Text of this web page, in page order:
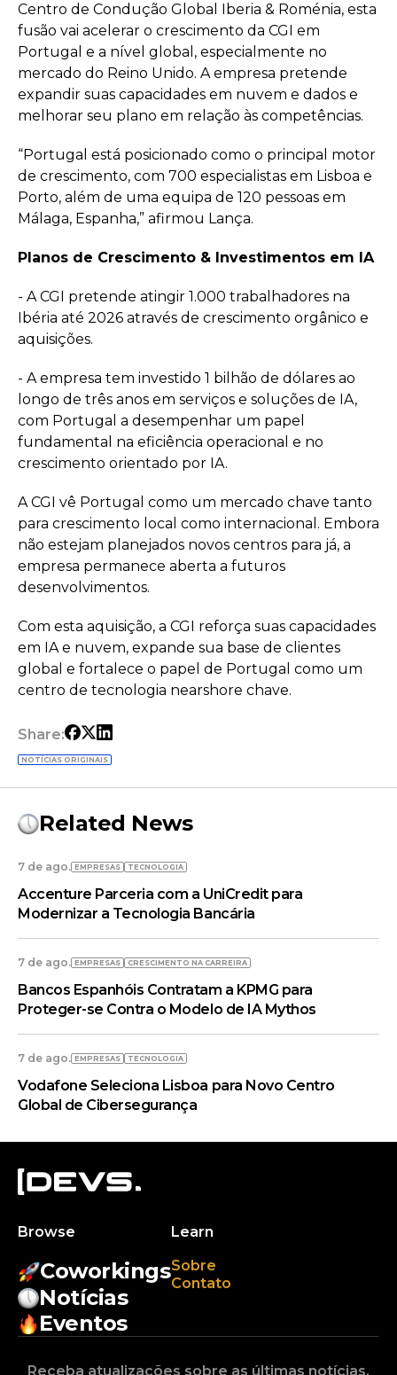
Centro de Condução Global Iberia & Roménia, esta
fusão vai acelerar o crescimento da CGI em
Portugal e a nível global, especialmente no
mercado do Reino Unido. A empresa pretende
expandir suas capacidades em nuvem e dados e
melhorar seu plano em relação às competências.
“Portugal está posicionado como o principal motor
de crescimento, com 700 especialistas em Lisboa e
Porto, além de uma equipa de 120 pessoas em
Málaga, Espanha,” afirmou Lança.
Planos de Crescimento & Investimentos em IA
- A CGI pretende atingir 1.000 trabalhadores na
Ibéria até 2026 através de crescimento orgânico e
aquisições.
- A empresa tem investido 1 bilhão de dólares ao
longo de três anos em serviços e soluções de IA,
com Portugal a desempenhar um papel
fundamental na eficiência operacional e no
crescimento orientado por IA.
A CGI vê Portugal como um mercado chave tanto
para crescimento local como internacional. Embora
não estejam planejados novos centros para já, a
empresa permanece aberta a futuros
desenvolvimentos.
Com esta aquisição, a CGI reforça suas capacidades
em IA e nuvem, expande sua base de clientes
global e fortalece o papel de Portugal como um
centro de tecnologia nearshore chave.
Share:
NOTÍCIAS ORIGINAIS
Related News
7 de ago. EMPRESAS TECNOLOGIA
Accenture Parceria com a UniCredit para
Modernizar a Tecnologia Bancária
7 de ago. EMPRESAS CRESCIMENTO NA CARREIRA
Bancos Espanhóis Contratam a KPMG para
Proteger-se Contra o Modelo de IA Mythos
7 de ago. EMPRESAS TECNOLOGIA
Vodafone Seleciona Lisboa para Novo Centro
Global de Cibersegurança
Browse
Coworkings
Notícias
Eventos
Learn
Sobre
Contato
Receba atualizações sobre as últimas notícias,